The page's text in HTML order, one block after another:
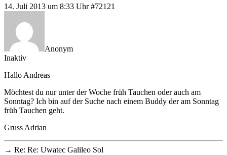
14. Juli 2013 um 8:33 Uhr #72121
Anonym
Inaktiv
Hallo Andreas
Möchtest du nur unter der Woche früh Tauchen oder auch am
Sonntag? Ich bin auf der Suche nach einem Buddy der am Sonntag
früh Tauchen geht.
Gruss Adrian
→ Re: Re: Uwatec Galileo Sol